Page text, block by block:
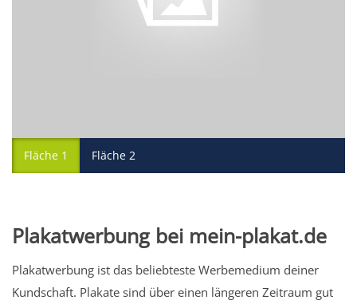
Fläche 1 Fläche 2
Plakatwerbung bei mein-plakat.de
Plakatwerbung ist das beliebteste Werbemedium deiner
Kundschaft. Plakate sind über einen längeren Zeitraum gut